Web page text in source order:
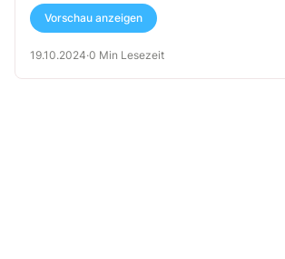
Vorschau anzeigen
19.10.2024·0 Min Lesezeit